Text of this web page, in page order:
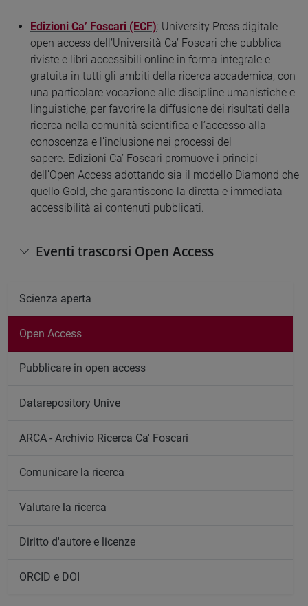
Edizioni Ca’ Foscari (ECF): University Press digitale
open access dell’Università Ca’ Foscari che pubblica
riviste e libri accessibili online in forma integrale e
gratuita in tutti gli ambiti della ricerca accademica, con
una particolare vocazione alle discipline umanistiche e
linguistiche, per favorire la diffusione dei risultati della
ricerca nella comunità scientifica e l’accesso alla
conoscenza e l’inclusione nei processi del
sapere. Edizioni Ca’ Foscari promuove i principi
dell’Open Access adottando sia il modello Diamond che
quello Gold, che garantiscono la diretta e immediata
accessibilità ai contenuti pubblicati.
Eventi trascorsi Open Access
Scienza aperta
Open Access
Pubblicare in open access
Datarepository Unive
ARCA - Archivio Ricerca Ca' Foscari
Comunicare la ricerca
Valutare la ricerca
Diritto d'autore e licenze
ORCID e DOI